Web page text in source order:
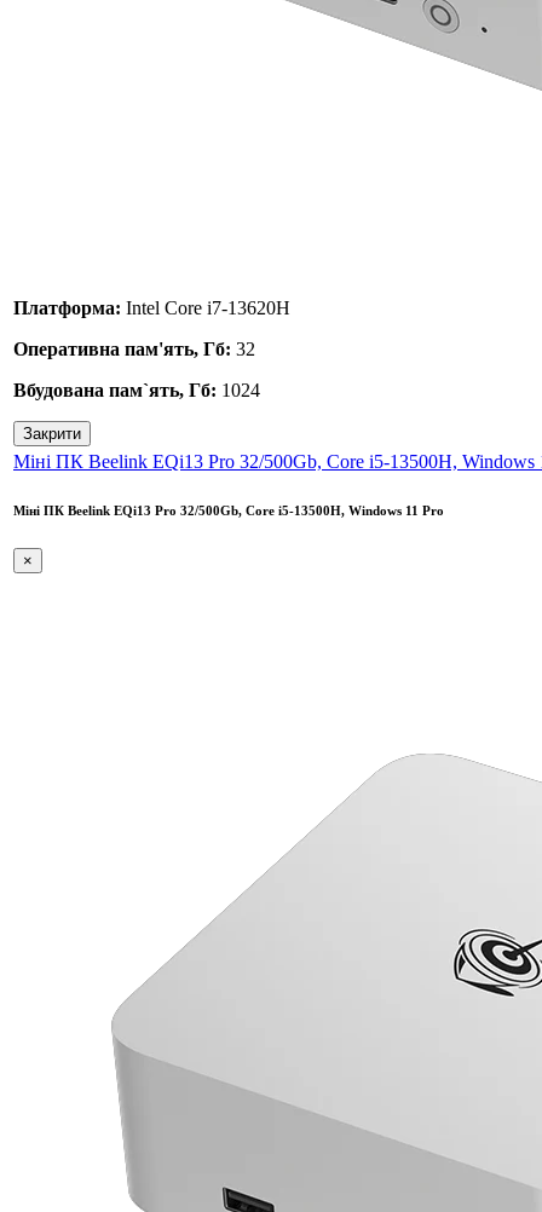
Платформа: Intel Core i7-13620H
Оперативна пам'ять, Гб: 32
Вбудована пам`ять, Гб: 1024
Закрити
Міні ПК Beelink EQi13 Pro 32/500Gb, Core i5-13500H, Windows
Міні ПК Beelink EQi13 Pro 32/500Gb, Core i5-13500H, Windows 11 Pro
×